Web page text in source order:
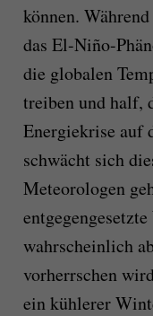
können.
das El-Niño-
die globalen
treiben und half,
Energiekrise auf
schwächt sich
Meteorologen
wahrscheinlich
vorherrschen
ein kühlerer